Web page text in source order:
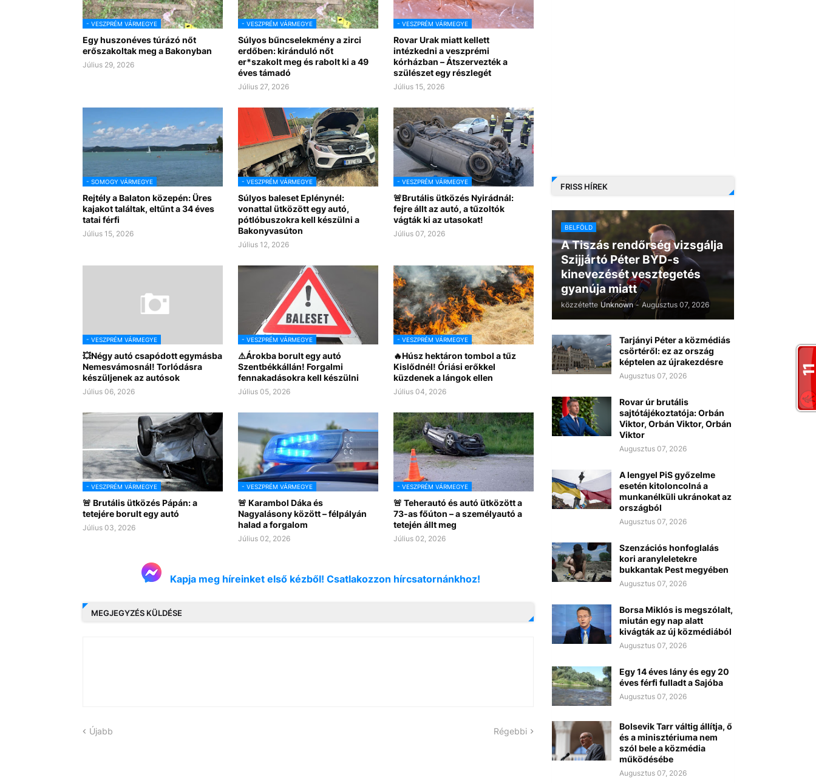
- VESZPRÉM VÁRMEGYE
Egy huszonéves túrázó nőt
erőszakoltak meg a Bakonyban
Július 29, 2026
- VESZPRÉM VÁRMEGYE
Súlyos bűncselekmény a zirci
erdőben: kiránduló nőt
er*szakolt meg és rabolt ki a 49
éves támadó
Július 27, 2026
- VESZPRÉM VÁRMEGYE
Rovar Urak miatt kellett
intézkedni a veszprémi
kórházban – Átszervezték a
szülészet egy részlegét
Július 15, 2026
- SOMOGY VÁRMEGYE
Rejtély a Balaton közepén: Üres
kajakot találtak, eltűnt a 34 éves
tatai férfi
Július 15, 2026
- VESZPRÉM VÁRMEGYE
Súlyos baleset Eplénynél:
vonattal ütközött egy autó,
pótlóbuszokra kell készülni a
Bakonyvasúton
Július 12, 2026
- VESZPRÉM VÁRMEGYE
🚨Brutális ütközés Nyirádnál:
fejre állt az autó, a tűzoltók
vágták ki az utasokat!
Július 07, 2026
- VESZPRÉM VÁRMEGYE
💥Négy autó csapódott egymásba
Nemesvámosnál! Torlódásra
készüljenek az autósok
Július 06, 2026
- VESZPRÉM VÁRMEGYE
⚠️Árokba borult egy autó
Szentbékkállán! Forgalmi
fennakadásokra kell készülni
Július 05, 2026
- VESZPRÉM VÁRMEGYE
🔥Húsz hektáron tombol a tűz
Kislődnél! Óriási erőkkel
küzdenek a lángok ellen
Július 04, 2026
- VESZPRÉM VÁRMEGYE
🚨 Brutális ütközés Pápán: a
tetejére borult egy autó
Július 03, 2026
- VESZPRÉM VÁRMEGYE
🚨 Karambol Dáka és
Nagyalásony között – félpályán
halad a forgalom
Július 02, 2026
- VESZPRÉM VÁRMEGYE
🚨 Teherautó és autó ütközött a
73-as főúton – a személyautó a
tetején állt meg
Július 02, 2026
Kapja meg híreinket első kézből! Csatlakozzon hírcsatornánkhoz!
MEGJEGYZÉS KÜLDÉSE
Újabb Régebbi
FRISS HÍREK
BELFÖLD
A Tiszás rendőrség vizsgálja
Szijjártó Péter BYD-s
kinevezését vesztegetés
gyanúja miatt
közzétette Unknown - Augusztus 07, 2026
Tarjányi Péter a közmédiás
csörtéről: ez az ország
képtelen az újrakezdésre
Augusztus 07, 2026
Rovar úr brutális
sajtótájékoztatója: Orbán
Viktor, Orbán Viktor, Orbán
Viktor
Augusztus 07, 2026
A lengyel PiS győzelme
esetén kitoloncolná a
munkanélküli ukránokat az
országból
Augusztus 07, 2026
Szenzációs honfoglalás
kori aranyleletekre
bukkantak Pest megyében
Augusztus 07, 2026
Borsa Miklós is megszólalt,
miután egy nap alatt
kivágták az új közmédiából
Augusztus 07, 2026
Egy 14 éves lány és egy 20
éves férfi fulladt a Sajóba
Augusztus 07, 2026
Bolsevik Tarr váltig állítja, ő
és a minisztériuma nem
szól bele a közmédia
működésébe
Augusztus 07, 2026